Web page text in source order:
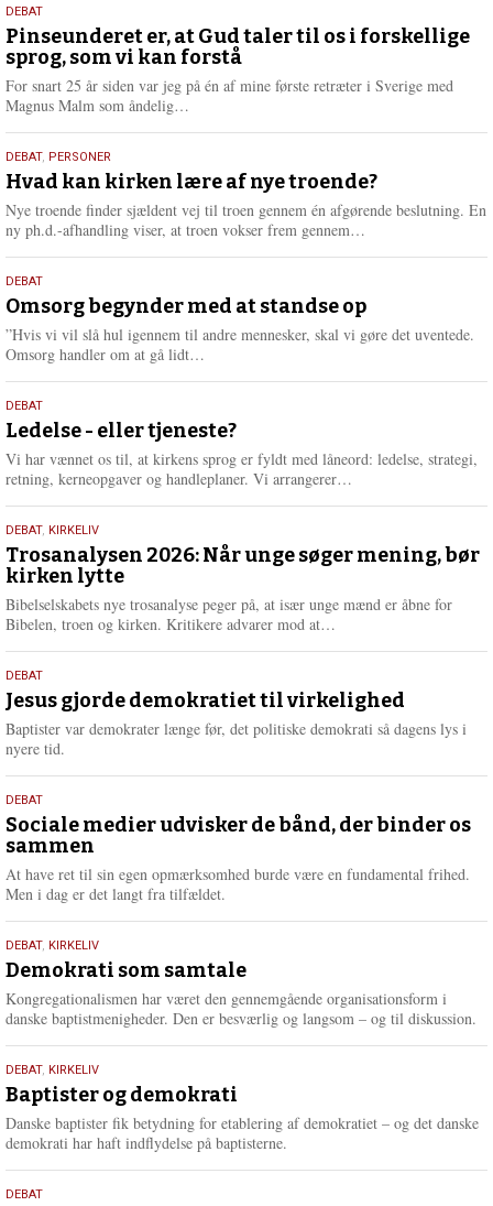
5.
august
2026
DEBAT
Pinseunderet er, at Gud taler til os i forskellige
sprog, som vi kan forstå
For snart 25 år siden var jeg på én af mine første retræter i Sverige med
Magnus Malm som åndelig…
e
r
e
25.
juli
2026
DEBAT, PERSONER
Hvad kan kirken lære af nye troende?
Nye troende finder sjældent vej til troen gennem én afgørende beslutning. En
ny ph.d.-afhandling viser, at troen vokser frem gennem…
e
r
e
9.
juli
2026
DEBAT
Omsorg begynder med at standse op
”Hvis vi vil slå hul igennem til andre mennesker, skal vi gøre det uventede.
Omsorg handler om at gå lidt…
e
r
e
10.
juni
2026
DEBAT
Ledelse - eller tjeneste?
Vi har vænnet os til, at kirkens sprog er fyldt med låneord: ledelse, strategi,
retning, kerneopgaver og handleplaner. Vi arrangerer…
e
2.
juni
2026
DEBAT, KIRKELIV
Trosanalysen 2026: Når unge søger mening, bør
kirken lytte
Bibelselskabets nye trosanalyse peger på, at især unge mænd er åbne for
Bibelen, troen og kirken. Kritikere advarer mod at…
e
r
18.
maj
2026
DEBAT
Jesus gjorde demokratiet til virkelighed
Baptister var demokrater længe før, det politiske demokrati så dagens lys i
nyere tid.
18.
maj
2026
DEBAT
Sociale medier udvisker de bånd, der binder os
sammen
At have ret til sin egen opmærksomhed burde være en fundamental frihed.
Men i dag er det langt fra tilfældet.
18.
maj
2026
DEBAT, KIRKELIV
Demokrati som samtale
Kongregationalismen har været den gennemgående organisationsform i
danske baptistmenigheder. Den er besværlig og langsom – og til diskussion.
18.
maj
2026
DEBAT, KIRKELIV
Baptister og demokrati
Danske baptister fik betydning for etablering af demokratiet – og det danske
demokrati har haft indflydelse på baptisterne.
18.
DEBAT